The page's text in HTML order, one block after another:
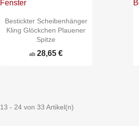
Bestickter Scheibenhänger
Kling Glöckchen Plauener
Spitze
ab28,65 €
Schnellansicht
13 - 24 von 33 Artikel(n)